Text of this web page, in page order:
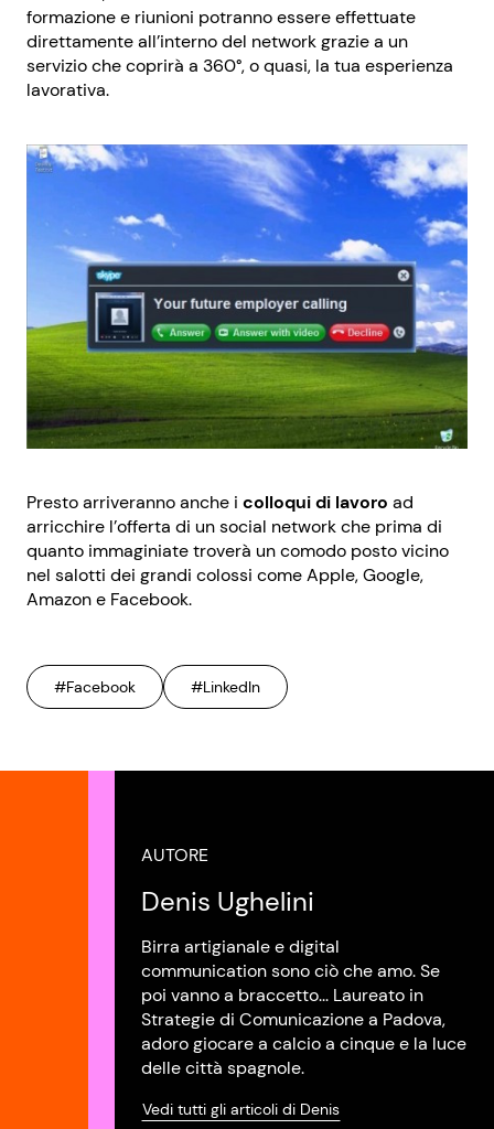
formazione e riunioni potranno essere effettuate
direttamente all’interno del network grazie a un
servizio che coprirà a 360°, o quasi, la tua esperienza
lavorativa.
Presto arriveranno anche i colloqui di lavoro ad
arricchire l’offerta di un social network che prima di
quanto immaginiate troverà un comodo posto vicino
nel salotti dei grandi colossi come Apple, Google,
Amazon e Facebook.
#Facebook #LinkedIn
AUTORE
Denis Ughelini
Birra artigianale e digital
communication sono ciò che amo. Se
poi vanno a braccetto... Laureato in
Strategie di Comunicazione a Padova,
adoro giocare a calcio a cinque e la luce
delle città spagnole.
Vedi tutti gli articoli di Denis